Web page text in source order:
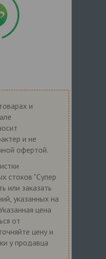
и
и не
офертой.
стоков "Супер
или заказать
указанных на
цена
от
цену и
у продавца